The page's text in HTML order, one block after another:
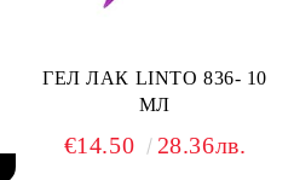
ГЕЛ ЛАК LINTO 836- 10
МЛ
€14.50 28.36лв.